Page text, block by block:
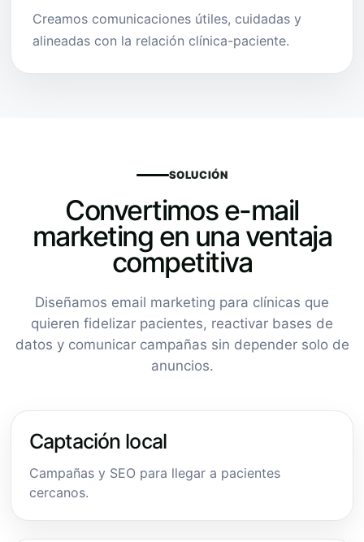
Creamos comunicaciones útiles, cuidadas y
alineadas con la relación clínica-paciente.
SOLUCIÓN
Convertimos e-mail
marketing en una ventaja
competitiva
Diseñamos email marketing para clínicas que
quieren fidelizar pacientes, reactivar bases de
datos y comunicar campañas sin depender solo de
anuncios.
Captación local
Campañas y SEO para llegar a pacientes
cercanos.